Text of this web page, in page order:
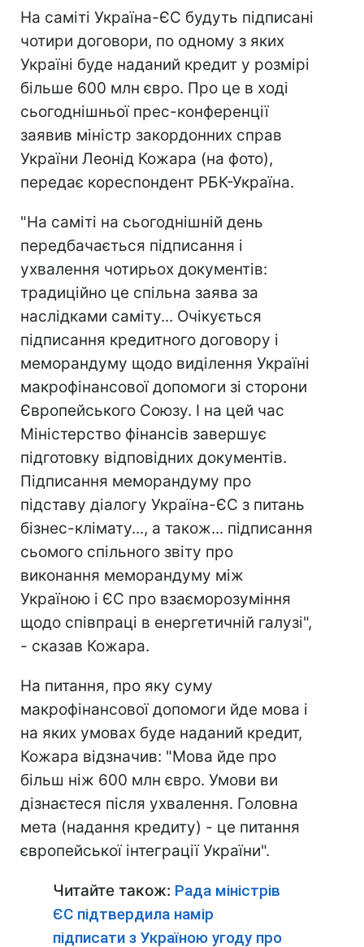
На саміті Україна-ЄС будуть підписані
чотири договори, по одному з яких
Україні буде наданий кредит у розмірі
більше 600 млн євро. Про це в ході
сьогоднішньої прес-конференції
заявив міністр закордонних справ
України Леонід Кожара (на фото),
передає кореспондент РБК-Україна.
"На саміті на сьогоднішній день
передбачається підписання і
ухвалення чотирьох документів:
традиційно це спільна заява за
наслідками саміту... Очікується
підписання кредитного договору і
меморандуму щодо виділення Україні
макрофінансової допомоги зі сторони
Європейського Союзу. І на цей час
Міністерство фінансів завершує
підготовку відповідних документів.
Підписання меморандуму про
підставу діалогу Україна-ЄС з питань
бізнес-клімату..., а також... підписання
сьомого спільного звіту про
виконання меморандуму між
Україною і ЄС про взаєморозуміння
щодо співпраці в енергетичній галузі",
- сказав Кожара.
На питання, про яку суму
макрофінансової допомоги йде мова і
на яких умовах буде наданий кредит,
Кожара відзначив: "Мова йде про
більш ніж 600 млн євро. Умови ви
дізнаєтеся після ухвалення. Головна
мета (надання кредиту) - це питання
європейської інтеграції України".
Читайте також: Рада міністрів
ЄС підтвердила намір
підписати з Україною угоду про